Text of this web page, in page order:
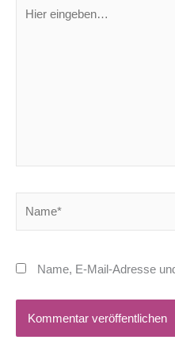
eingeben…
Name, E-Mail-Adresse